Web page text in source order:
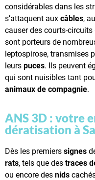
considérables dans les
s’attaquent aux câbles,
causer des courts-circuits
sont porteurs de
leptospirose, transmises
leurs puces. Ils peuvent
qui sont nuisibles tant
animaux de compagnie.
ANS 3D : votre
dératisation à
Dès les premiers signes
rats, tels que des traces
ou encore des nids